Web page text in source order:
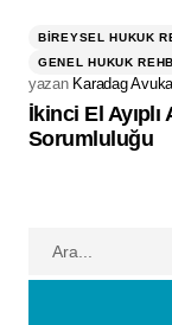
BIREYSEL HUKUK
GENEL HUKUK
yazan Karadag
İkinci El Ayıplı
Sorumluluğu